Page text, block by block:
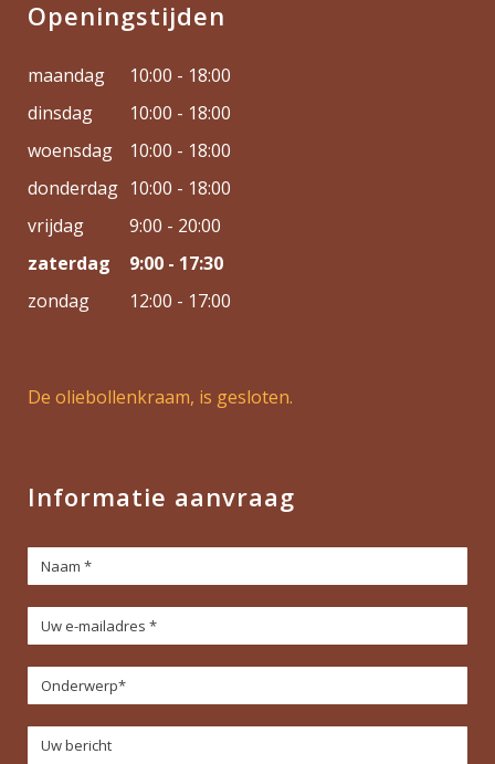
Openingstijden
maandag
10:00 - 18:00
dinsdag
10:00 - 18:00
woensdag
10:00 - 18:00
donderdag 10:00 - 18:00
vrijdag
9:00 - 20:00
zaterdag
9:00 - 17:30
zondag
12:00 - 17:00
De oliebollenkraam, is gesloten.
Informatie aanvraag